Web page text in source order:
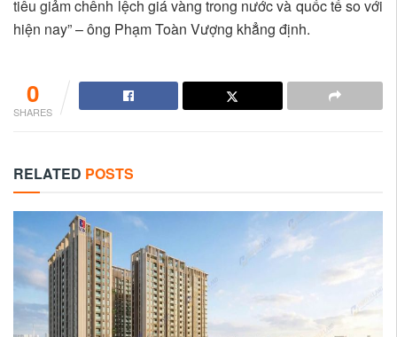
tiêu giảm chênh lệch giá vàng trong nước và quốc tế so với
hiện nay” – ông Phạm Toàn Vượng khẳng định.
0
SHARES
RELATED POSTS